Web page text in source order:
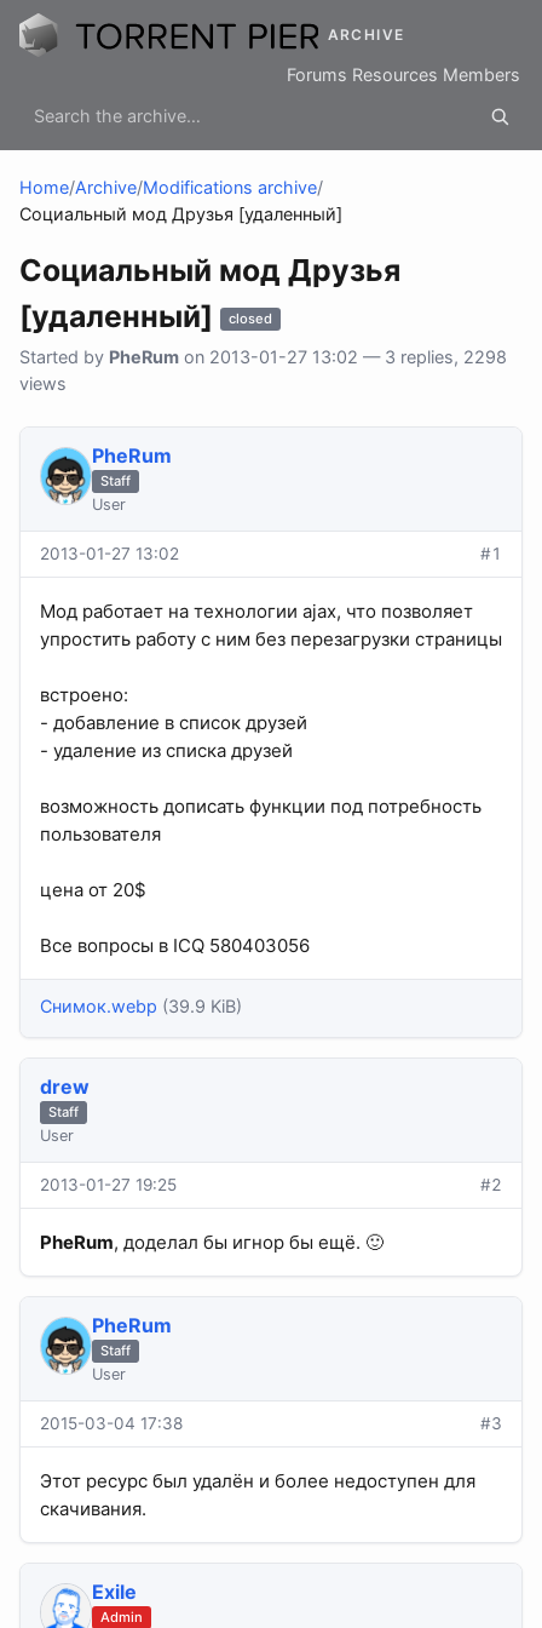
ARCHIVE
Forums Resources Members
Home/Archive/Modifications archive/
Социальный мод Друзья [удаленный]
Социальный мод Друзья
[удаленный]
closed
Started by PheRum on 2013-01-27 13:02 — 3 replies, 2298
views
PheRum
Staff
User
2013-01-27 13:02 #1
Мод работает на технологии ajax, что позволяет
упростить работу с ним без перезагрузки страницы
встроено:
- добавление в список друзей
- удаление из списка друзей
возможность дописать функции под потребность
пользователя
цена от 20$
Все вопросы в ICQ 580403056
Снимок.webp (39.9 KiB)
drew
Staff
User
2013-01-27 19:25 #2
PheRum, доделал бы игнор бы ещё. 🙂
PheRum
Staff
User
2015-03-04 17:38 #3
Этот ресурс был удалён и более недоступен для
скачивания.
Exile
Admin